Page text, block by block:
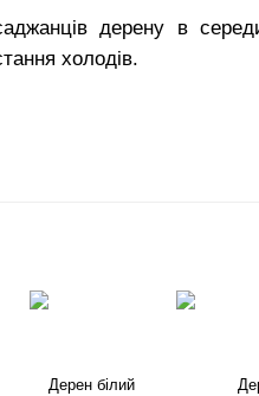
дерену в
холодів.